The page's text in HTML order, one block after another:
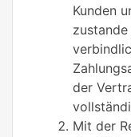
Kunden
der
Mit der